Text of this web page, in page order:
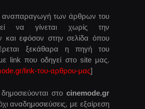
αναπαραγωγή των άρθρων του
να γίνεται χωρίς την
και εφόσον στην σελίδα όπου
ξεκάθαρα η πηγή του
link που οδηγεί στο site μας.
link-του-αρθρου-μας]
στο cinemode.gr
αναδημοσιεύσεις, με εξαίρεση